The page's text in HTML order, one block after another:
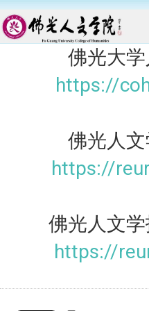
佛光大学
https://
佛光人文
https://
佛光人文学
https://